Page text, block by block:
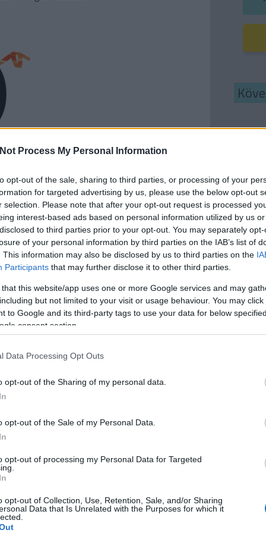
Process My Personal Information
opt-out of the sale, sharing to third parties, or processing of your
for targeted advertising by us, please use the below opt-out
selection. Please note that after your opt-out request is processed
interest-based ads based on personal information utilized by us
to third parties prior to your opt-out. You may separately
of your personal information by third parties on the IAB’s list of
This information may also be disclosed by us to third parties on the
Participants that may further disclose it to other third parties.
that this website/app uses one or more Google services and may
but not limited to your visit or usage behaviour. You may
to Google and its third-party tags to use your data for below
consent section.
Data Processing Opt Outs
opt-out of the Sharing of my personal data.
opt-out of the Sale of my Personal Data.
opt-out of processing my Personal Data for Targeted
opt-out of Collection, Use, Retention, Sale, and/or Sharing
Data that Is Unrelated with the Purposes for which it
sérült meg. A roncsok 2006 végén
72 tokba tették, a
medencéjében helyezték el. Ezek a tokok
túl azon, hogy egyfajta mementóként,
meg kell oldani a hosszú távú
nem "normális" állapotban lévő, erősen
műszaki megoldásokat, alapos
stb. igénylő, költséges, hosszú
egyelőre bizonytalan ideig őrzik az
hosszú távú terv nem ismert." Írtuk ezt
kényszerítettük ki, hogy az Országos
atomerőmű által 2005-ben készíttetett
oldalas anyag ugyanis csak lehetőségeket
a paksi átmeneti tárolóban való
feldolgozásra stb.) sorolt fel, hogy
Pakson, arról nem tudtunk. Amit
évre engedélyezték, hogy a tokokat a
engedélyt meghosszabbították 2018-ig.
üzemanyagot Oroszországba tervezik
azelőkészületeket. A munkálatok célja,
ehhez a tokokat ki kell szárítani. Az ehhez
a blokkban, a tényleges munkálatok
Paks II